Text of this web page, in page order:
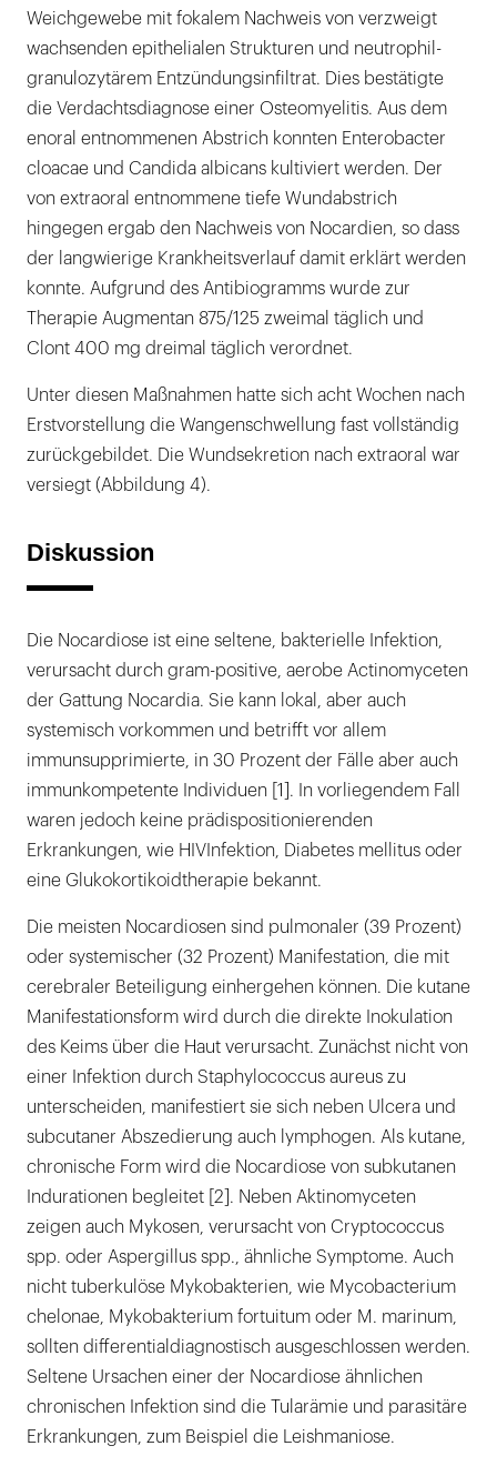
Weichgewebe mit fokalem Nachweis von verzweigt
wachsenden epithelialen Strukturen und neutrophil-
granulozytärem Entzündungsinfiltrat. Dies bestätigte
die Verdachtsdiagnose einer Osteomyelitis. Aus dem
enoral entnommenen Abstrich konnten Enterobacter
cloacae und Candida albicans kultiviert werden. Der
von extraoral entnommene tiefe Wundabstrich
hingegen ergab den Nachweis von Nocardien, so dass
der langwierige Krankheitsverlauf damit erklärt werden
konnte. Aufgrund des Antibiogramms wurde zur
Therapie Augmentan 875/125 zweimal täglich und
Clont 400 mg dreimal täglich verordnet.
Unter diesen Maßnahmen hatte sich acht Wochen nach
Erstvorstellung die Wangenschwellung fast vollständig
zurückgebildet. Die Wundsekretion nach extraoral war
versiegt (Abbildung 4).
Diskussion
Die Nocardiose ist eine seltene, bakterielle Infektion,
verursacht durch gram-positive, aerobe Actinomyceten
der Gattung Nocardia. Sie kann lokal, aber auch
systemisch vorkommen und betrifft vor allem
immunsupprimierte, in 30 Prozent der Fälle aber auch
immunkompetente Individuen [1]. In vorliegendem Fall
waren jedoch keine prädispositionierenden
Erkrankungen, wie HIVInfektion, Diabetes mellitus oder
eine Glukokortikoidtherapie bekannt.
Die meisten Nocardiosen sind pulmonaler (39 Prozent)
oder systemischer (32 Prozent) Manifestation, die mit
cerebraler Beteiligung einhergehen können. Die kutane
Manifestationsform wird durch die direkte Inokulation
des Keims über die Haut verursacht. Zunächst nicht von
einer Infektion durch Staphylococcus aureus zu
unterscheiden, manifestiert sie sich neben Ulcera und
subcutaner Abszedierung auch lymphogen. Als kutane,
chronische Form wird die Nocardiose von subkutanen
Indurationen begleitet [2]. Neben Aktinomyceten
zeigen auch Mykosen, verursacht von Cryptococcus
spp. oder Aspergillus spp., ähnliche Symptome. Auch
nicht tuberkulöse Mykobakterien, wie Mycobacterium
chelonae, Mykobakterium fortuitum oder M. marinum,
sollten differentialdiagnostisch ausgeschlossen werden.
Seltene Ursachen einer der Nocardiose ähnlichen
chronischen Infektion sind die Tularämie und parasitäre
Erkrankungen, zum Beispiel die Leishmaniose.